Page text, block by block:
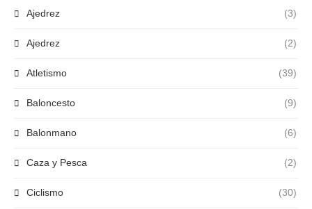
Ajedrez (3)
Ajedrez (2)
Atletismo (39)
Baloncesto (9)
Balonmano (6)
Caza y Pesca (2)
Ciclismo (30)